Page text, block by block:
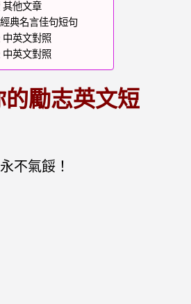
其他文章
典名言佳句短句
中英文對照
中英文對照
勵志英文短
不氣餒！